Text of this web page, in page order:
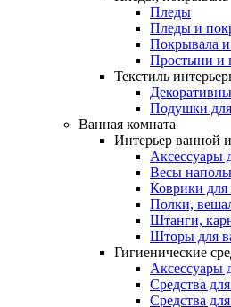
Пледы
Пледы и
Покрывала
Простыни и
Текстиль
Подушки для
Ванная комната
Интерьер ванной
Аксессуары
Весы
Коврики для
Полки,
Штанги,
Шторы для
Гигиенические
Аксессуары
Средства
Средства